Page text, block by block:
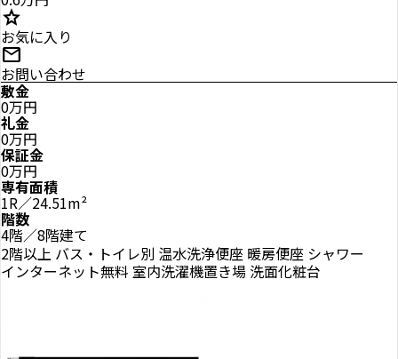
star
お気に入り
mail
お問い合わせ
敷金
0万円
礼金
0万円
保証金
0万円
専有面積
1R／24.51m²
階数
4階／8階建て
2階以上 バス・トイレ別 温水洗浄便座 暖房便座 シャワー
インターネット無料 室内洗濯機置き場 洗面化粧台